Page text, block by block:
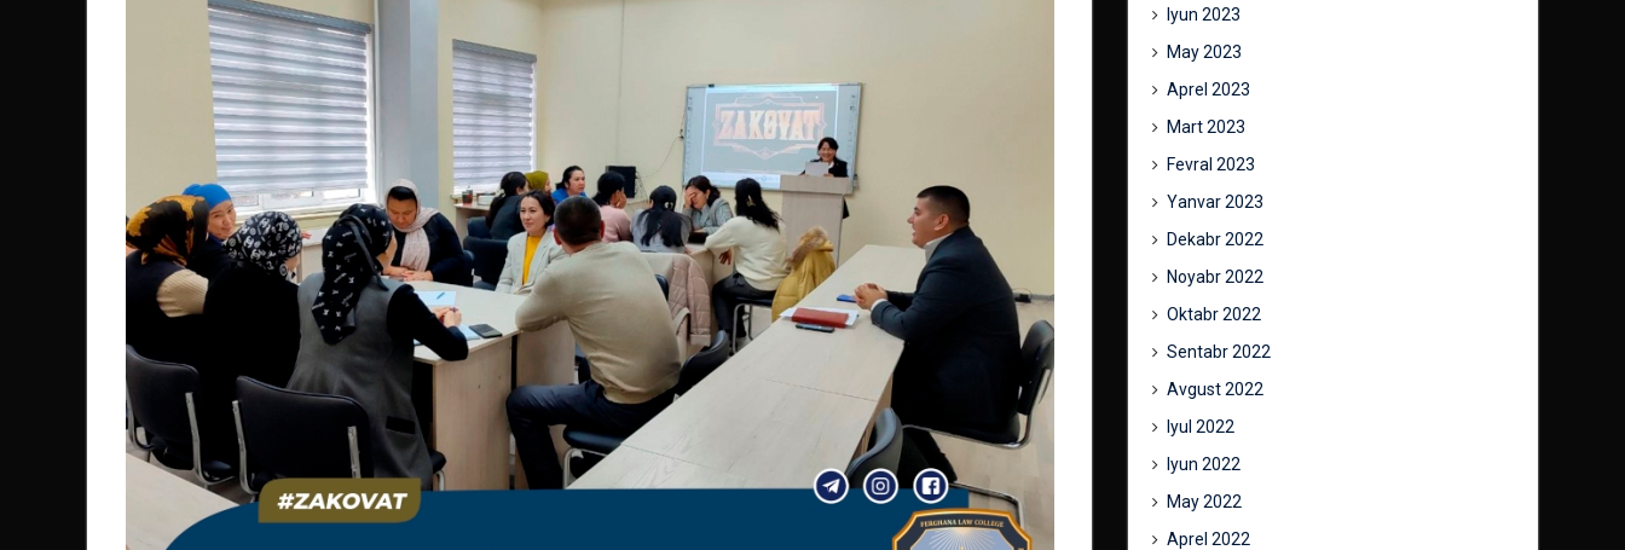
Iyun 2023
May 2023
Aprel 2023
Mart 2023
Fevral 2023
Yanvar 2023
Dekabr 2022
Noyabr 2022
Oktabr 2022
Sentabr 2022
Avgust 2022
Iyul 2022
Iyun 2022
May 2022
Aprel 2022